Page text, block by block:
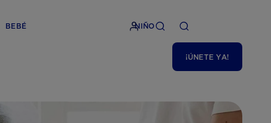
¡ÚNETE YA!
BEBÉ NIÑO